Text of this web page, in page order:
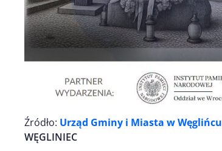
Źródło: Urząd Gminy i Miasta w Węglińcu
WĘGLINIEC